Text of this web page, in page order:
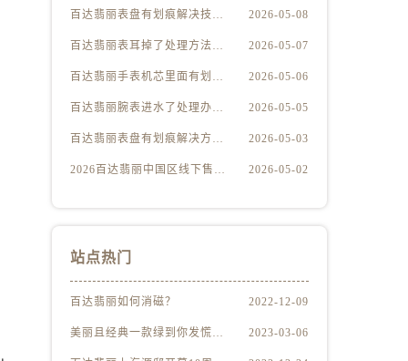
百达翡丽表盘有划痕解决技巧集锦 2026-05-08
百达翡丽表耳掉了处理方法深度解析 2026-05-07
百达翡丽手表机芯里面有划痕处理方法详解 2026-05-06
百达翡丽腕表进水了处理办法是什么 2026-05-05
百达翡丽表盘有划痕解决方法推荐 2026-05-03
2026百达翡丽中国区线下售后服务网点升级优化公告（最新电话及地址） 2026-05-02
站点热门
百达翡丽如何消磁？ 2022-12-09
美丽且经典一款绿到你发慌的百达翡丽腕表 2023-03-06